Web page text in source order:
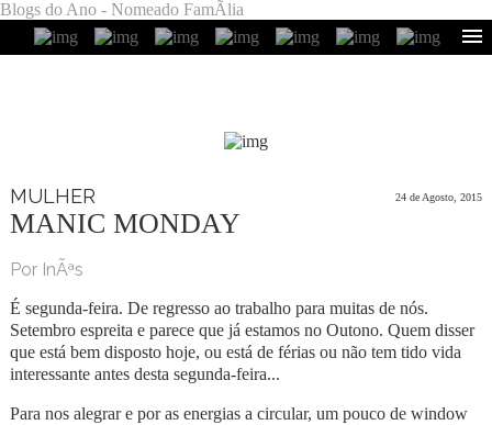
Blogs do Ano - Nomeado FamÃ­lia
MULHER 24 de Agosto, 2015
MANIC MONDAY
Por InÃªs
É segunda-feira. De regresso ao trabalho para muitas de nós.
Setembro espreita e parece que já estamos no Outono. Quem disser
que está bem disposto hoje, ou está de férias ou não tem tido vida
interessante antes desta segunda-feira...
Para nos alegrar e por as energias a circular, um pouco de window